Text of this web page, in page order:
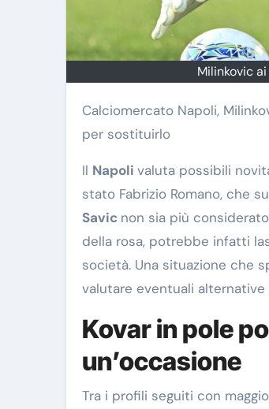
Milinkovic
Calciomercato Napoli, Milinkovic-Savic non è incedibile e il club di De Laurentiis pensa a Kovar del Psv
per sostituirlo
Il Napoli valuta possibili
stato Fabrizio Romano, che
Savic non sia più
della rosa, potrebbe infatti
società. Una situazione che
valutare eventuali
Kovar in pole
un’occasione
Tra i profili seguiti con